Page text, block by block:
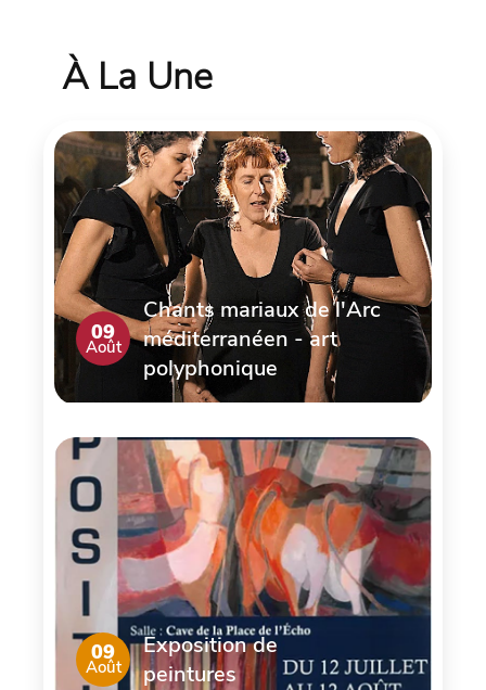
À La Une
09
Août
Chants mariaux de l'Arc
méditerranéen - art
polyphonique
09
Août
Exposition de
peintures